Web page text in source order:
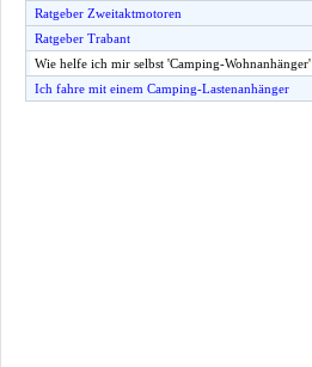
Ratgeber Zweitaktmotoren
Ratgeber Trabant
Wie helfe ich mir selbst 'Camping-Wohnanhänger'
Ich fahre mit einem Camping-Lastenanhänger